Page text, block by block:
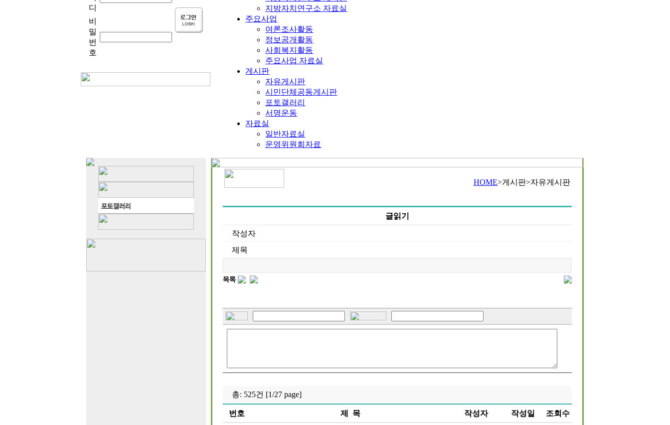
디
비
밀
번
호
지방자치연구소 자료실
주요사업
여론조사활동
정보공개활동
사회복지활동
주요사업 자료실
게시판
자유게시판
시민단체공동게시판
포토갤러리
서명운동
자료실
일반자료실
운영위원회자료
HOME>게시판>자유게시판
글읽기
작성자
제목
총: 525건 [1/27 page]
번호 제 목 작성자 작성일 조회수